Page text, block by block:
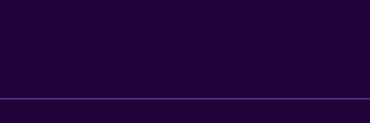
1 o 2 personas, o hasta 6 dispositivos)). Las
servicio de limpieza todos los días.